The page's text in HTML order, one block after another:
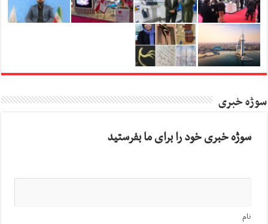
سوژه خبری
سوژه خبری خود را برای ما بفرستید
نام